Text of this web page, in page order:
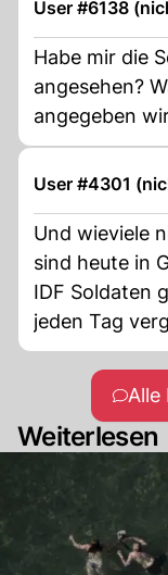
User #6138
Habe mir die
angesehen?
angegeben
User #4301
Und wieviele
sind heute in
IDF Soldaten
jeden Tag
Alle
Weiterlesen